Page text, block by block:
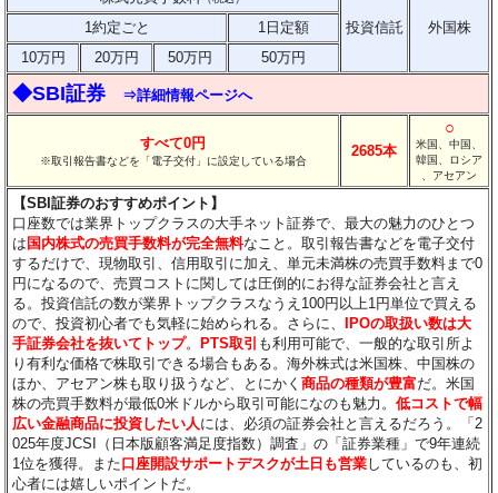
投資信託 外国株
1約定ごと
1日定額
10万円
20万円 50万円 50万円
◆SBI証券 ⇒詳細情報ページへ
すべて0円
※取引報告書などを「電子交付」に設定している場合
2685本
○
米国、中国、
韓国、ロシア
、アセアン
【SBI証券のおすすめポイント】
口座数では業界トップクラスの大手ネット証券で、最大の魅力のひとつ
は 国内株式の売買手数料が完全無料なこと。取引報告書などを電子交付
するだけで、現物取引、信用取引に加え、単元未満株の売買手数料まで0
円になるので、売買コストに関しては圧倒的にお得な証券会社と言え
る。投資信託の数が業界トップクラスなうえ100円以上1円単位で買える
ので、投資初心者でも気軽に始められる。さらに、
IPOの取扱い数は大
手証券会社を抜いてトップ。 PTS取引 も利用可能で、一般的な取引所よ
り有利な価格で株取引できる場合もある。海外株式は米国株、中国株の
ほか、アセアン株も取り扱うなど、とにかく商品の種類が豊富だ。米国
株の売買手数料が最低0米ドルから取引可能になのも魅力。低コストで幅
広い金融商品に投資したい人 には、必須の証券会社と言えるだろう。「2
025年度JCSI（日本版顧客満足度指数）調査」の「証券業種」で9年連続
1位を獲得。また口座開設サポートデスクが土日も営業しているのも、初
心者には嬉しいポイントだ。